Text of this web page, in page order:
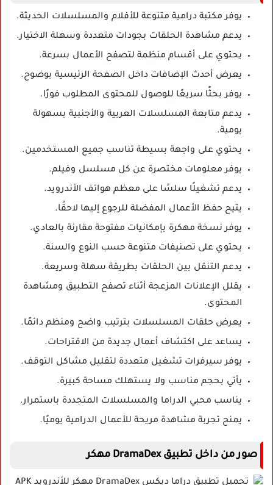
يوفر مكتبة درامية متنوعة للأفلام والمسلسلات الحديثة.
يدعم مشاهدة الحلقات بجودات متعددة وسهلة الاختيار.
يحتوي على أقسام منظمة لتصفح الأعمال بسرعة.
يعرض أحدث الإضافات داخل الصفحة الرئيسية بوضوح.
يوفر بحثًا سريعًا للوصول للمحتوى المطلوب فورًا.
يدعم متابعة المسلسلات العربية والأجنبية بسهولة
يومية.
يحتوي على واجهة بسيطة تناسب جميع المستخدمين.
يوفر معلومات مختصرة عن كل مسلسل وفيلم.
يدعم تشغيلًا سلسًا على معظم هواتف الأندرويد.
يتيح حفظ الأعمال المفضلة للرجوع إليها لاحقًا.
يوفر نسخة مهكرة بإمكانيات مفتوحة مقارنة بالعادي.
يحتوي على تصنيفات متنوعة حسب النوع والسنة.
يدعم التنقل بين الحلقات بطريقة سهلة وسريعة.
يقلل الإعلانات المزعجة أثناء تصفح التطبيق ومشاهدة
المحتوى.
يعرض حلقات المسلسلات بترتيب واضح ومنظم دائمًا.
يساعد على اكتشاف أعمال جديدة من الاقتراحات.
يوفر سيرفرات تشغيل متعددة لتقليل مشاكل التوقف.
يأتي بحجم مناسب ولا يستهلك مساحة كبيرة.
يناسب محبي الدراما والمسلسلات المتجددة باستمرار.
يمنح تجربة مشاهدة مريحة للأعمال الدرامية يوميًا.
صور من داخل تطبيق DramaDex مهكر